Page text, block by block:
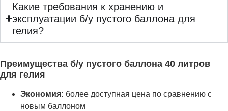
Какие требования к хранению и
эксплуатации б/у пустого баллона для
гелия?
Преимущества б/у пустого баллона 40 литров
для гелия
Экономия: более доступная цена по сравнению с
новым баллоном